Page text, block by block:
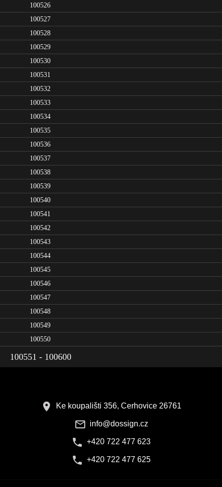
100526
100527
100528
100529
100530
100531
100532
100533
100534
100535
100536
100537
100538
100539
100540
100541
100542
100543
100544
100545
100546
100547
100548
100549
100550
100551 - 100600
Ke koupališti 356, Cerhovice 26761
info@dossign.cz
+420 722 477 623
+420 722 477 625